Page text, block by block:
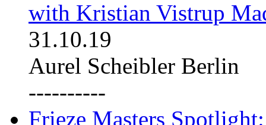
with Kristian Vistrup
31.10.19
Aurel Scheibler Berlin
----------
Frieze Masters